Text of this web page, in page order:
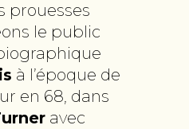
prouesses
le public
à l’époque de
en 68, dans
avec